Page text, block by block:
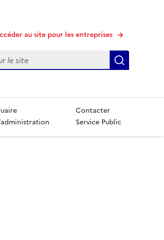
au site pour les entreprises
Contacter
Service Public